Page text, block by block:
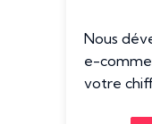
Nous
e-
votre